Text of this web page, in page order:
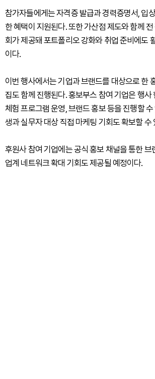
참가자들에게는 자격증 발급과 경력증명서, 입
한 혜택이 지원된다. 또한 가산점 제도와 함께 전
회가 제공돼 포트폴리오 강화와 취업 준비에도
이다.
이번 행사에서는 기업과 브랜드를 대상으로 한
집도 함께 진행된다. 홍보부스 참여 기업은 행사
체험 프로그램 운영, 브랜드 홍보 등을 진행할
생과 실무자 대상 직접 마케팅 기회도 확보할 수
후원사 참여 기업에는 공식 홍보 채널을 통한 브
업계 네트워크 확대 기회도 제공될 예정이다.